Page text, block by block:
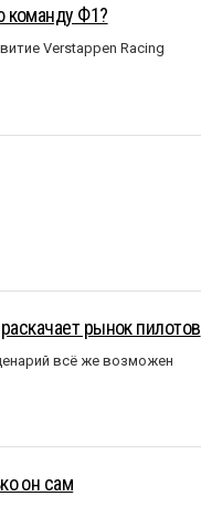
команду Ф1?
Verstappen Racing
рынок пилотов
всё же возможен
он сам